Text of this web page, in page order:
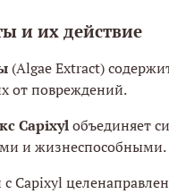
и их действие
(Algae Extract)
от повреждений.
Capixylобъединяет
и жизнеспособными.
с Capixyl